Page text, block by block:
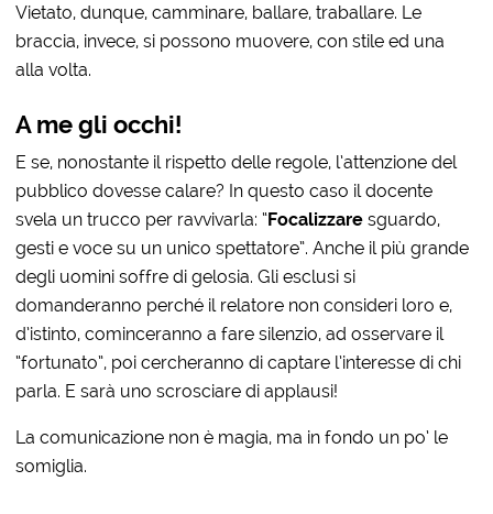
Vietato, dunque, camminare, ballare, traballare. Le
braccia, invece, si possono muovere, con stile ed una
alla volta.
A me gli occhi!
E se, nonostante il rispetto delle regole, l’attenzione del
pubblico dovesse calare? In questo caso il docente
svela un trucco per ravvivarla: “Focalizzare sguardo,
gesti e voce su un unico spettatore”. Anche il più grande
degli uomini soffre di gelosia. Gli esclusi si
domanderanno perché il relatore non consideri loro e,
d’istinto, cominceranno a fare silenzio, ad osservare il
“fortunato”, poi cercheranno di captare l’interesse di chi
parla. E sarà uno scrosciare di applausi!
La comunicazione non è magia, ma in fondo un po’ le
somiglia.